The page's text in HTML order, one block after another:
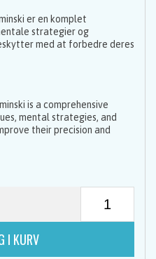
er en komplet
strategier og
med at forbedre deres
is a comprehensive
mental strategies, and
their precision and